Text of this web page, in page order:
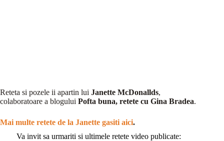
Reteta si pozele ii apartin lui Janette McDonallds,
colaboratoare a blogului Pofta buna, retete cu Gina Bradea.
Mai multe retete de la Janette gasiti aici.
Va invit sa urmariti si ultimele retete video publicate: